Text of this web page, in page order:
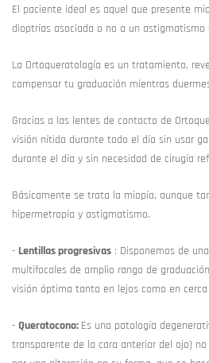
El paciente ideal es aquel que presente
dioptrías asociada o no a un astigmatismo
La Ortoqueratología es un tratamiento,
compensar tu graduación mientras
Gracias a las lentes de contacto de
visión nítida durante todo el día sin usar
durante el día y sin necesidad de cirugía
Básicamente se trata la miopía, aunque
hipermetropía y astigmatismo.
- Lentillas progresivas : Disponemos de
multifocales de amplio rango de
visión óptima tanto en lejos como en
- Queratocono: Es una patología
transparente de la cara anterior del ojo)